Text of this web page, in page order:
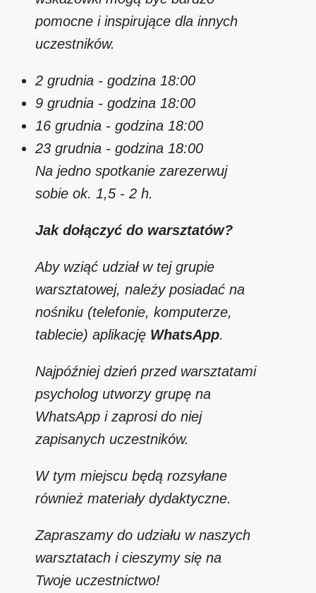
pomocne i inspirujące dla innych
uczestników.
2 grudnia - godzina 18:00
9 grudnia - godzina 18:00
16 grudnia - godzina 18:00
23 grudnia - godzina 18:00
Na jedno spotkanie zarezerwuj
sobie ok. 1,5 - 2 h.
Jak dołączyć do warsztatów?
Aby wziąć udział w tej grupie
warsztatowej, należy posiadać na
nośniku (telefonie, komputerze,
tablecie) aplikację WhatsApp.
Najpóźniej dzień przed warsztatami
psycholog utworzy grupę na
WhatsApp i zaprosi do niej
zapisanych uczestników.
W tym miejscu będą rozsyłane
również materiały dydaktyczne.
Zapraszamy do udziału w naszych
warsztatach i cieszymy się na
Twoje uczestnictwo!